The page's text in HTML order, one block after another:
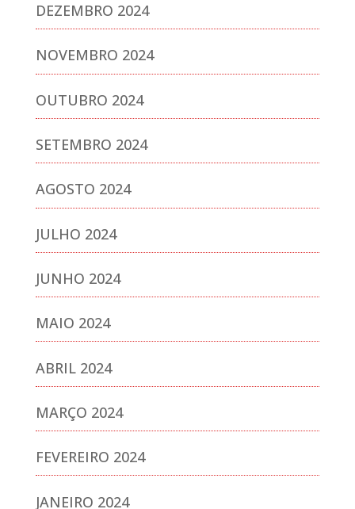
DEZEMBRO 2024
NOVEMBRO 2024
OUTUBRO 2024
SETEMBRO 2024
AGOSTO 2024
JULHO 2024
JUNHO 2024
MAIO 2024
ABRIL 2024
MARÇO 2024
FEVEREIRO 2024
JANEIRO 2024